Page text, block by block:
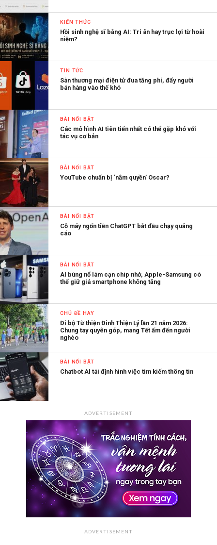
KIẾN THỨC
Hồi sinh nghệ sĩ bằng AI: Tri ân hay trục lợi từ hoài
niệm?
TIN TỨC
Sàn thương mại điện tử đua tăng phí, đẩy người
bán hàng vào thế khó
BÀI NỔI BẬT
Các mô hình AI tiên tiến nhất có thể gặp khó với
tác vụ cơ bản
BÀI NỔI BẬT
YouTube chuẩn bị ‘nắm quyền’ Oscar?
BÀI NỔI BẬT
Cỗ máy ngốn tiền ChatGPT bắt đầu chạy quảng
cáo
BÀI NỔI BẬT
AI bùng nổ làm cạn chip nhớ, Apple-Samsung có
thể giữ giá smartphone không tăng
CHỦ ĐỀ HAY
Đi bộ Từ thiện Đinh Thiện Lý lần 21 năm 2026:
Chung tay quyên góp, mang Tết ấm đến người
nghèo
BÀI NỔI BẬT
Chatbot AI tái định hình việc tìm kiếm thông tin
ADVERTISEMENT
ADVERTISEMENT